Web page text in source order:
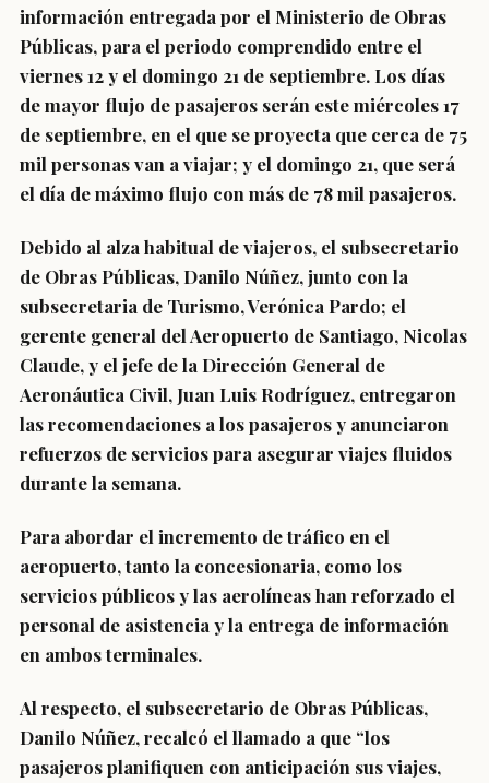
información entregada por el Ministerio de Obras
Públicas, para el periodo comprendido entre el
viernes 12 y el domingo 21 de septiembre. Los días
de mayor flujo de pasajeros serán este miércoles 17
de septiembre, en el que se proyecta que cerca de 75
mil personas van a viajar; y el domingo 21, que será
el día de máximo flujo con más de 78 mil pasajeros.
Debido al alza habitual de viajeros, el subsecretario
de Obras Públicas, Danilo Núñez, junto con la
subsecretaria de Turismo, Verónica Pardo; el
gerente general del Aeropuerto de Santiago, Nicolas
Claude, y el jefe de la Dirección General de
Aeronáutica Civil, Juan Luis Rodríguez, entregaron
las recomendaciones a los pasajeros y anunciaron
refuerzos de servicios para asegurar viajes fluidos
durante la semana.
Para abordar el incremento de tráfico en el
aeropuerto, tanto la concesionaria, como los
servicios públicos y las aerolíneas han reforzado el
personal de asistencia y la entrega de información
en ambos terminales.
Al respecto, el subsecretario de Obras Públicas,
Danilo Núñez, recalcó el llamado a que “los
pasajeros planifiquen con anticipación sus viajes,